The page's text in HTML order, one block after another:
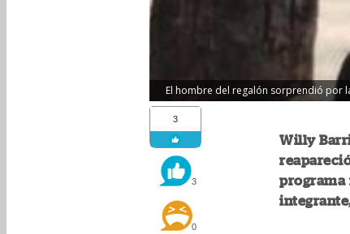
El hombre del regalón sorprendió por
3
3
0
Willy
programa